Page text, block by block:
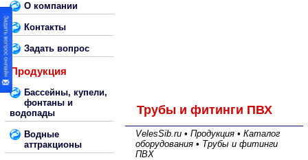
О компании
Контакты
Задать вопрос
Продукция
Бассейны, купели,
фонтаны и
водопады
Водные
аттракционы
Трубы и фитинги ПВХ
VelesSib.ru • Продукция • Каталог
оборудования • Трубы и фитинги
ПВХ